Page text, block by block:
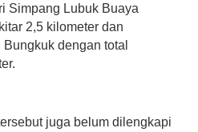
Simpang Lubuk Buaya
2,5 kilometer dan
dengan total
juga belum dilengkapi